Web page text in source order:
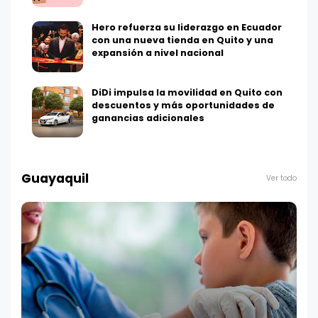
Hero refuerza su liderazgo en Ecuador
con una nueva tienda en Quito y una
expansión a nivel nacional
DiDi impulsa la movilidad en Quito con
descuentos y más oportunidades de
ganancias adicionales
Guayaquil Ver todo